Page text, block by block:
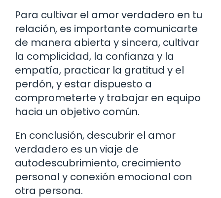
Para cultivar el amor verdadero en tu
relación, es importante comunicarte
de manera abierta y sincera, cultivar
la complicidad, la confianza y la
empatía, practicar la gratitud y el
perdón, y estar dispuesto a
comprometerte y trabajar en equipo
hacia un objetivo común.
En conclusión, descubrir el amor
verdadero es un viaje de
autodescubrimiento, crecimiento
personal y conexión emocional con
otra persona.